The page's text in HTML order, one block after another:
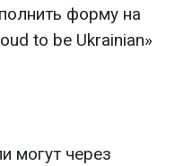
форму на
to be Ukrainian»
могут через